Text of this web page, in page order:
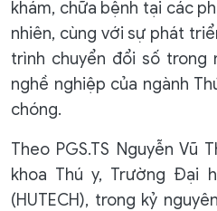
khám, chữa bệnh tại các
nhiên, cùng với sự phát
trình chuyển đổi số trong
nghề nghiệp của ngành
chóng.
Theo PGS.TS Nguyễn Vũ
khoa Thú y, Trường Đại
(HUTECH), trong kỷ